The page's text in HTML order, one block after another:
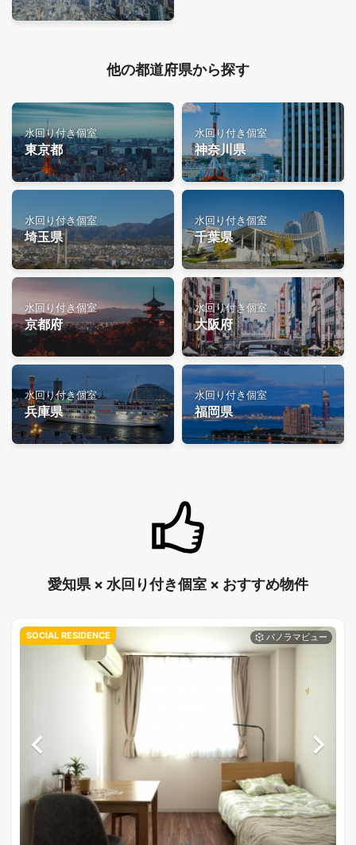
他の都道府県から探す
水回り付き個室
東京都
水回り付き個室
神奈川県
水回り付き個室
埼玉県
水回り付き個室
千葉県
水回り付き個室
京都府
水回り付き個室
大阪府
水回り付き個室
兵庫県
水回り付き個室
福岡県
愛知県 × 水回り付き個室 × おすすめ物件
SOCIAL RESIDENCE